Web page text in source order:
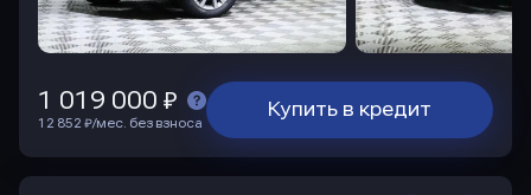
Купить в кредит
1 019 000 ₽
12 852 ₽/мес. без взноса